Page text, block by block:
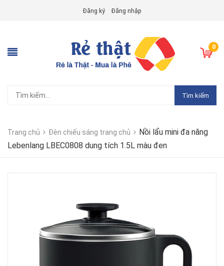
Đăng ký Đăng nhập
0
Tìm kiếm
Trang chủ Đèn chiếu sáng trang chủ
Nồi lẩu mini đa năng
Lebenlang LBEC0808 dung tích 1.5L màu đen